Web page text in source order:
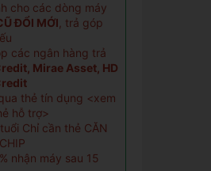
cho các dòng máy
ĐỔI MỚI , trả góp
các ngân hàng trả
Mirae Asset, HD
thẻ tín dụng <xem
hỗ trợ>
Chỉ cần thẻ CĂN
nhận máy sau 15